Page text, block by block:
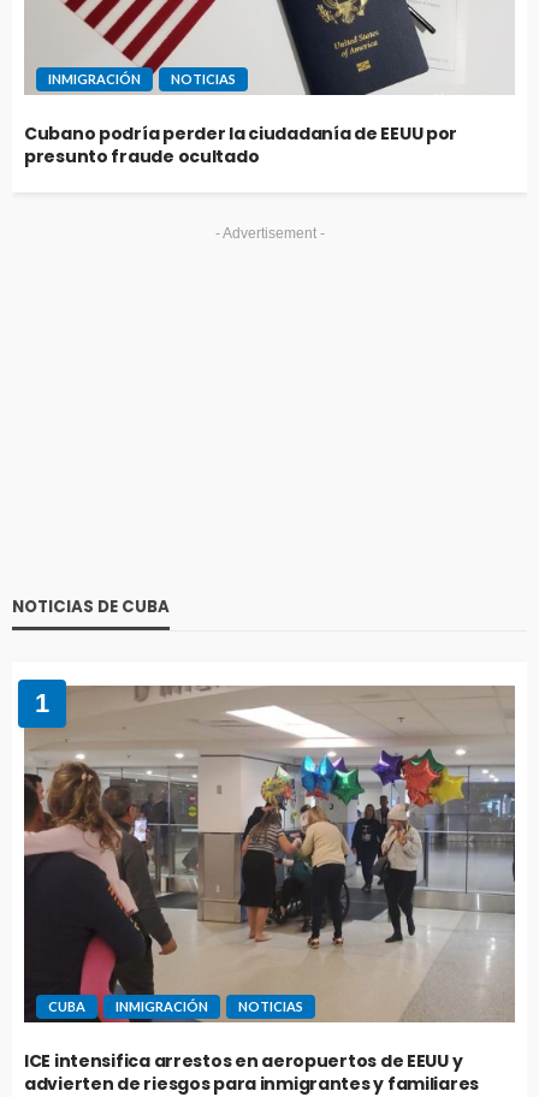
INMIGRACIÓN NOTICIAS
Cubano podría perder la ciudadanía de EEUU por
presunto fraude ocultado
- Advertisement -
NOTICIAS DE CUBA
1
CUBA INMIGRACIÓN NOTICIAS
ICE intensifica arrestos en aeropuertos de EEUU y
advierten de riesgos para inmigrantes y familiares